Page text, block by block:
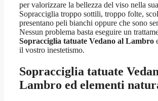
per valorizzare la bellezza del viso nella
Sopracciglia troppo sottili, troppo folte,
presentano peli bianchi oppure che sono
Nessun problema basta eseguire un
Sopracciglia tatuate Vedano al Lambro
il vostro inestetismo.
Sopracciglia tatuate
Lambro ed elementi